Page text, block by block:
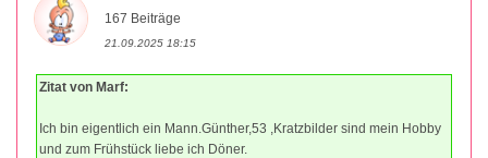
167 Beiträge
21.09.2025 18:15
Zitat von Marf:
Ich bin eigentlich ein Mann.Günther,53 ,Kratzbilder sind mein Hobby
und zum Frühstück liebe ich Döner.